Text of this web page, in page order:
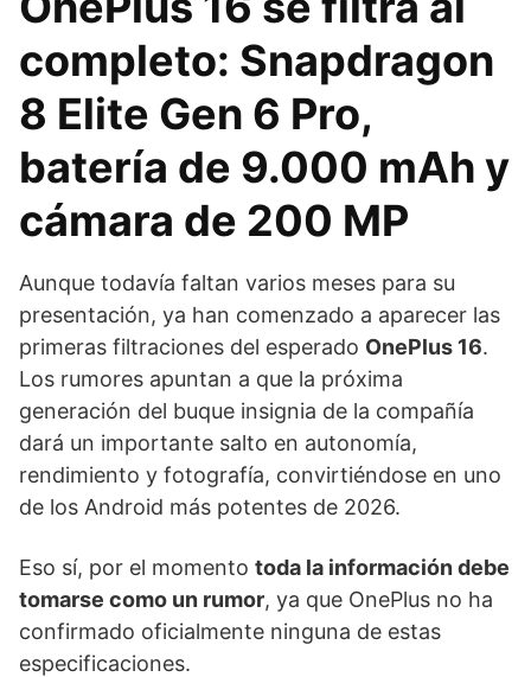
completo: Snapdragon
8 Elite Gen 6 Pro,
batería de 9.000 mAh y
cámara de 200 MP
Aunque todavía faltan varios meses para su
presentación, ya han comenzado a aparecer las
primeras filtraciones del esperado OnePlus 16.
Los rumores apuntan a que la próxima
generación del buque insignia de la compañía
dará un importante salto en autonomía,
rendimiento y fotografía, convirtiéndose en uno
de los Android más potentes de 2026.
Eso sí, por el momento toda la información debe
tomarse como un rumor, ya que OnePlus no ha
confirmado oficialmente ninguna de estas
especificaciones.